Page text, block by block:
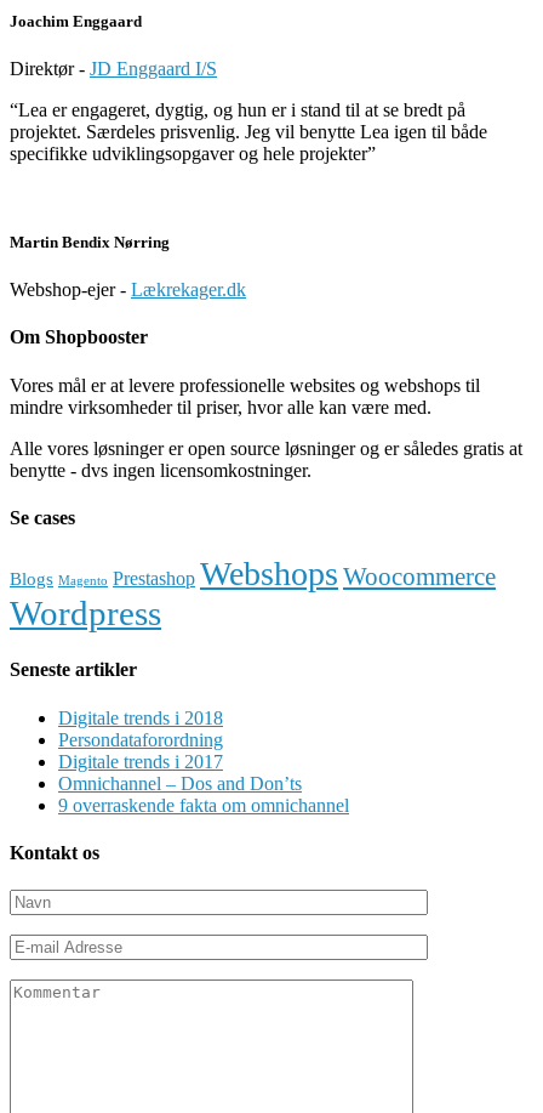
Joachim Enggaard
Direktør - JD Enggaard I/S
“Lea er engageret, dygtig, og hun er i stand til at se bredt på
projektet. Særdeles prisvenlig. Jeg vil benytte Lea igen til både
specifikke udviklingsopgaver og hele projekter”
Martin Bendix Nørring
Webshop-ejer - Lækrekager.dk
Om Shopbooster
Vores mål er at levere professionelle websites og webshops til
mindre virksomheder til priser, hvor alle kan være med.
Alle vores løsninger er open source løsninger og er således gratis at
benytte - dvs ingen licensomkostninger.
Se cases
Blogs Magento Prestashop Webshops Woocommerce
Wordpress
Seneste artikler
Digitale trends i 2018
Persondataforordning
Digitale trends i 2017
Omnichannel – Dos and Don’ts
9 overraskende fakta om omnichannel
Kontakt os